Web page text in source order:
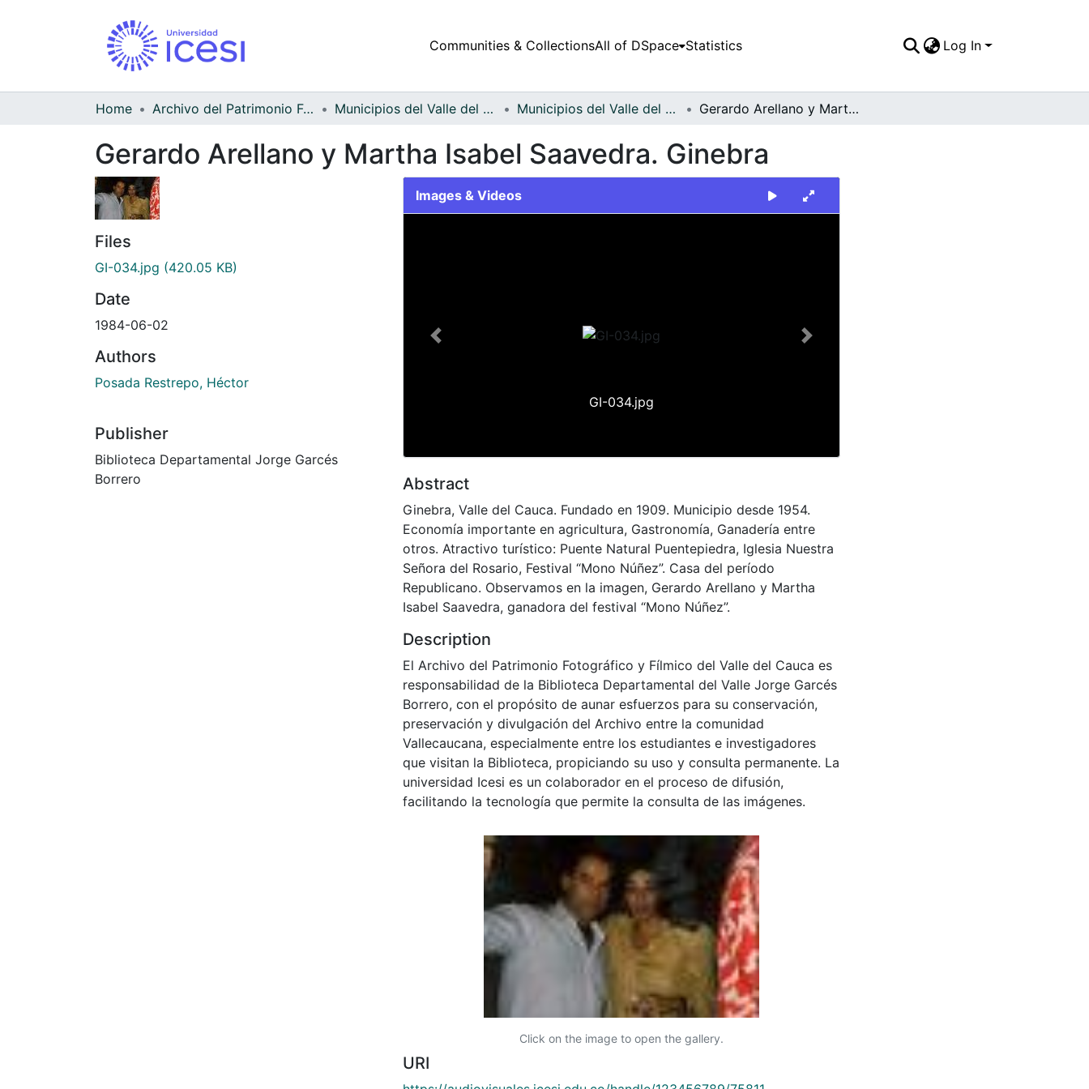
Communities & CollectionsAll of DSpace Statistics Log In
Home Archivo del Patrimonio Fotográfico y Fílmico del Valle del Cauca Municipios del Valle del Cauca Municipios del Valle del Cauca Gerardo Arellano y Martha Isabel Saavedra. Ginebra
Gerardo Arellano y Martha Isabel Saavedra. Ginebra
Files
GI-034.jpg (420.05 KB)
Date
1984-06-02
Authors
Posada Restrepo, Héctor
Publisher
Biblioteca Departamental Jorge Garcés
Borrero
Images & Videos
GI-034.jpg
Previous Next
Abstract
Ginebra, Valle del Cauca. Fundado en 1909. Municipio desde 1954.
Economía importante en agricultura, Gastronomía, Ganadería entre
otros. Atractivo turístico: Puente Natural Puentepiedra, Iglesia Nuestra
Señora del Rosario, Festival “Mono Núñez”. Casa del período
Republicano. Observamos en la imagen, Gerardo Arellano y Martha
Isabel Saavedra, ganadora del festival “Mono Núñez”.
Description
El Archivo del Patrimonio Fotográfico y Fílmico del Valle del Cauca es
responsabilidad de la Biblioteca Departamental del Valle Jorge Garcés
Borrero, con el propósito de aunar esfuerzos para su conservación,
preservación y divulgación del Archivo entre la comunidad
Vallecaucana, especialmente entre los estudiantes e investigadores
que visitan la Biblioteca, propiciando su uso y consulta permanente. La
universidad Icesi es un colaborador en el proceso de difusión,
facilitando la tecnología que permite la consulta de las imágenes.
Click on the image to open the gallery.
URI